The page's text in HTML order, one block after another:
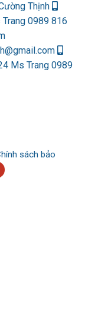
Thịnh
0989 816
Ms Trang 0989
sách bảo